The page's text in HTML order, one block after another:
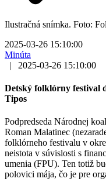
Ilustračná snímka. Foto:
2025-03-26 15:10:00
Minúta
|
2025-03-26 15:10:00
Detský folklórny festival
Tipos
Podpredseda Národnej
Roman Malatinec
folklórneho festivalu v
neistota v súvislosti s
umenia (FPU). Ten totiž
polovici mája, čo je pre